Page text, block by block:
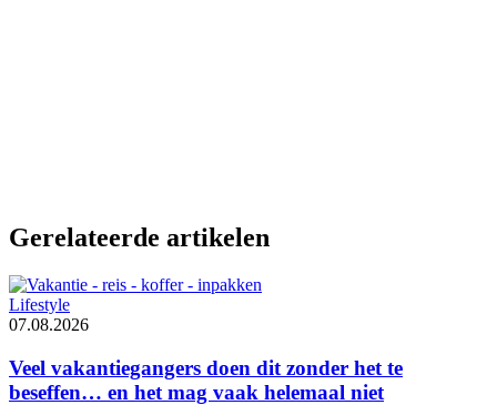
Gerelateerde artikelen
Lifestyle
07.08.2026
Veel vakantiegangers doen dit zonder het te
beseffen… en het mag vaak helemaal niet